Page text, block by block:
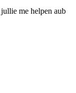
me helpen aub